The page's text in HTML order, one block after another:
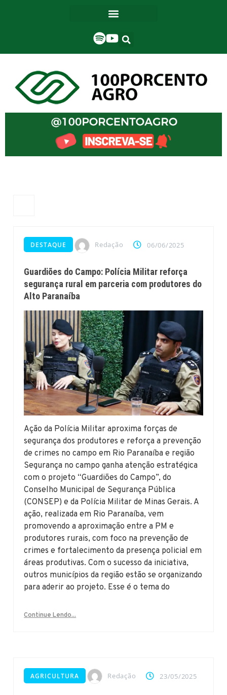
DESTAQUE Redação 06/06/2025
Guardiões do Campo: Polícia Militar reforça
segurança rural em parceria com produtores do
Alto Paranaíba
Ação da Polícia Militar aproxima forças de
segurança dos produtores e reforça a prevenção
de crimes no campo em Rio Paranaíba e região
Segurança no campo ganha atenção estratégica
com o projeto “Guardiões do Campo”, do
Conselho Municipal de Segurança Pública
(CONSEP) e da Polícia Militar de Minas Gerais. A
ação, realizada em Rio Paranaíba, vem
promovendo a aproximação entre a PM e
produtores rurais, com foco na prevenção de
crimes e fortalecimento da presença policial em
áreas produtivas. Com o sucesso da iniciativa,
outros municípios da região estão se organizando
para aderir ao projeto. Esse é o tema do
Continue Lendo...
AGRICULTURA Redação 23/05/2025